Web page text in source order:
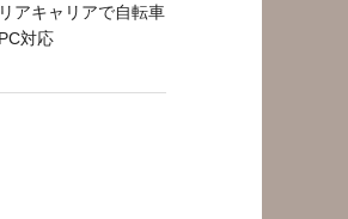
アキャリアで自転車
対応